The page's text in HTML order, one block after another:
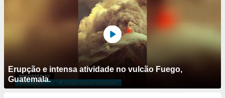
Erupção e intensa atividade no vulcão Fuego,
Guatemala.